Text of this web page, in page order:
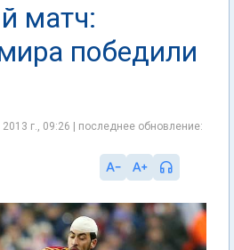
матч:
победили
г., 09:26 | последнее обновление: